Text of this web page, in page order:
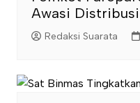
Awasi
Redaksi Suarata